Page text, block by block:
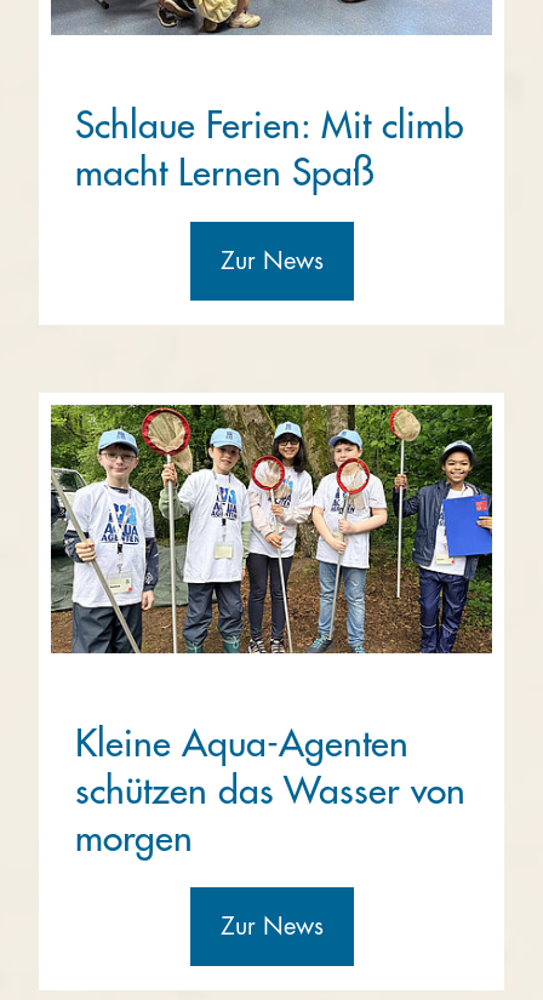
Schlaue Ferien: Mit climb
macht Lernen Spaß
Zur News
Kleine Aqua-Agenten
schützen das Wasser von
morgen
Zur News